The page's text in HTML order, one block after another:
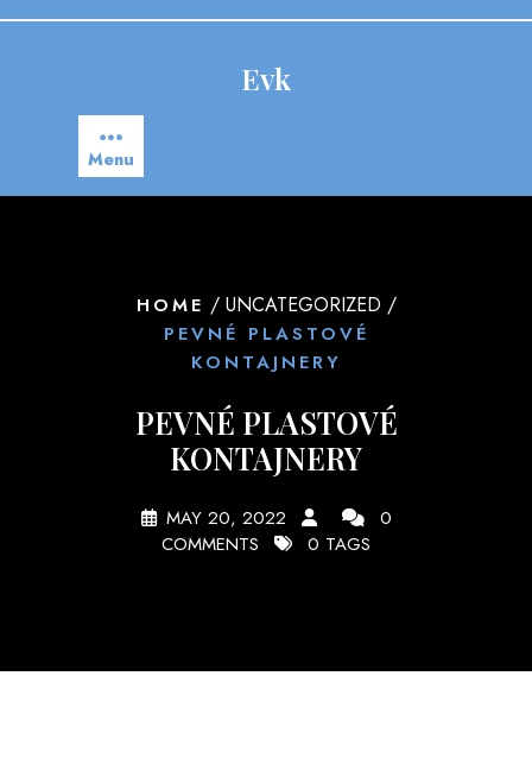
Skip
Evk
Menu
HOME / UNCATEGORIZED /
PEVNÉ PLASTOVÉ
KONTAJNERY
PEVNÉ PLASTOVÉ
KONTAJNERY
MAY 20, 2022
0
COMMENTS
0 TAGS